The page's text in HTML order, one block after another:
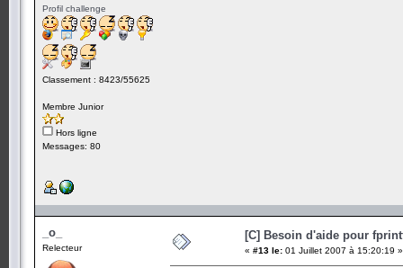
Profil challenge
Classement : 8423/55625
Membre Junior
Hors ligne
Messages: 80
_o_
Relecteur
[C] Besoin d'aide pour
« #13 le: 01 Juillet 2007 à 15:20:19 »